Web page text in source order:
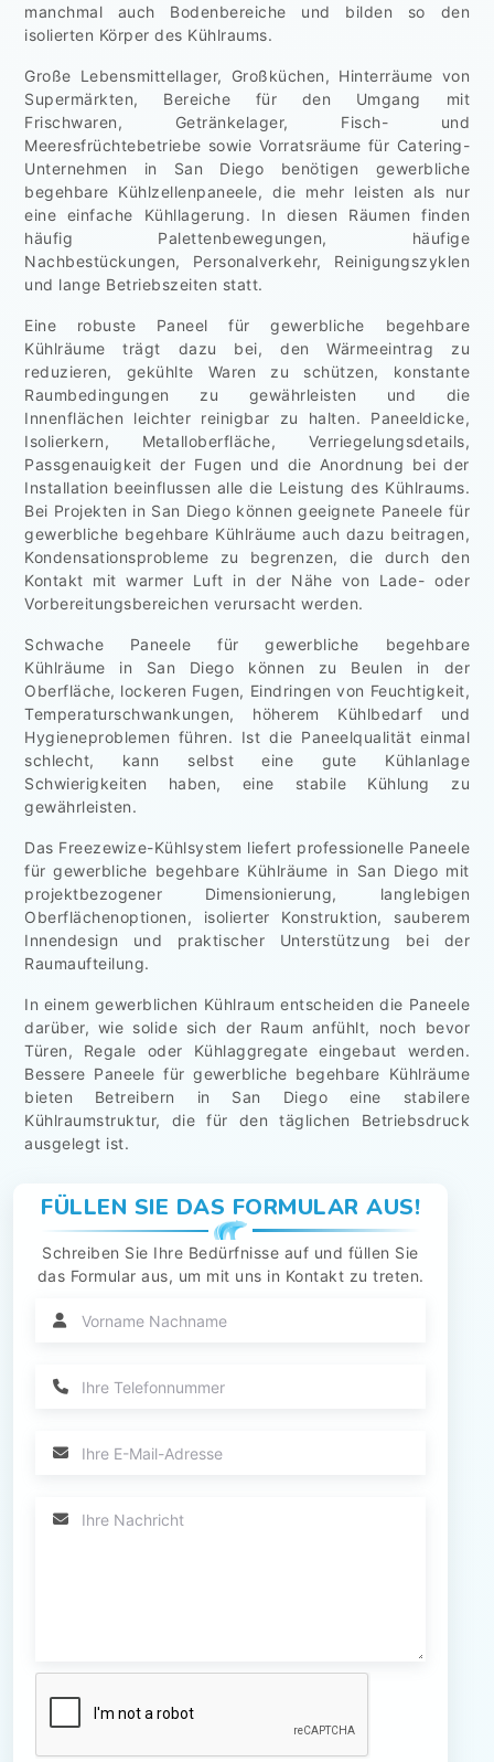
manchmal auch Bodenbereiche und bilden so den
isolierten Körper des Kühlraums.
Große Lebensmittellager, Großküchen, Hinterräume von
Supermärkten, Bereiche für den Umgang mit
Frischwaren, Getränkelager, Fisch- und
Meeresfrüchtebetriebe sowie Vorratsräume für Catering-
Unternehmen in San Diego benötigen gewerbliche
begehbare Kühlzellenpaneele, die mehr leisten als nur
eine einfache Kühllagerung. In diesen Räumen finden
häufig Palettenbewegungen, häufige
Nachbestückungen, Personalverkehr, Reinigungszyklen
und lange Betriebszeiten statt.
Eine robuste Paneel für gewerbliche begehbare
Kühlräume trägt dazu bei, den Wärmeeintrag zu
reduzieren, gekühlte Waren zu schützen, konstante
Raumbedingungen zu gewährleisten und die
Innenflächen leichter reinigbar zu halten. Paneeldicke,
Isolierkern, Metalloberfläche, Verriegelungsdetails,
Passgenauigkeit der Fugen und die Anordnung bei der
Installation beeinflussen alle die Leistung des Kühlraums.
Bei Projekten in San Diego können geeignete Paneele für
gewerbliche begehbare Kühlräume auch dazu beitragen,
Kondensationsprobleme zu begrenzen, die durch den
Kontakt mit warmer Luft in der Nähe von Lade- oder
Vorbereitungsbereichen verursacht werden.
Schwache Paneele für gewerbliche begehbare
Kühlräume in San Diego können zu Beulen in der
Oberfläche, lockeren Fugen, Eindringen von Feuchtigkeit,
Temperaturschwankungen, höherem Kühlbedarf und
Hygieneproblemen führen. Ist die Paneelqualität einmal
schlecht, kann selbst eine gute Kühlanlage
Schwierigkeiten haben, eine stabile Kühlung zu
gewährleisten.
Das Freezewize-Kühlsystem liefert professionelle Paneele
für gewerbliche begehbare Kühlräume in San Diego mit
projektbezogener Dimensionierung, langlebigen
Oberflächenoptionen, isolierter Konstruktion, sauberem
Innendesign und praktischer Unterstützung bei der
Raumaufteilung.
In einem gewerblichen Kühlraum entscheiden die Paneele
darüber, wie solide sich der Raum anfühlt, noch bevor
Türen, Regale oder Kühlaggregate eingebaut werden.
Bessere Paneele für gewerbliche begehbare Kühlräume
bieten Betreibern in San Diego eine stabilere
Kühlraumstruktur, die für den täglichen Betriebsdruck
ausgelegt ist.
FÜLLEN SIE DAS FORMULAR AUS!
Schreiben Sie Ihre Bedürfnisse auf und füllen Sie
das Formular aus, um mit uns in Kontakt zu treten.